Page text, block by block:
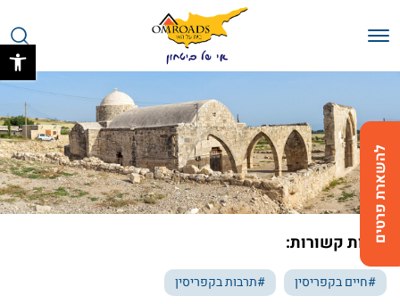
תגיות קשורות:
#חיים בקפריסין #תרבות בקפריסין
להשארת פרטים